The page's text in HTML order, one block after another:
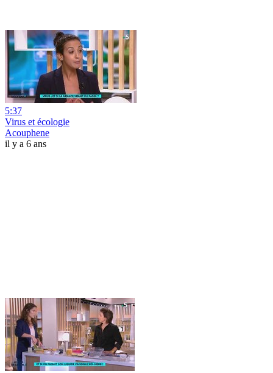
5:37
Virus et écologie
Acouphene
il y a 6 ans